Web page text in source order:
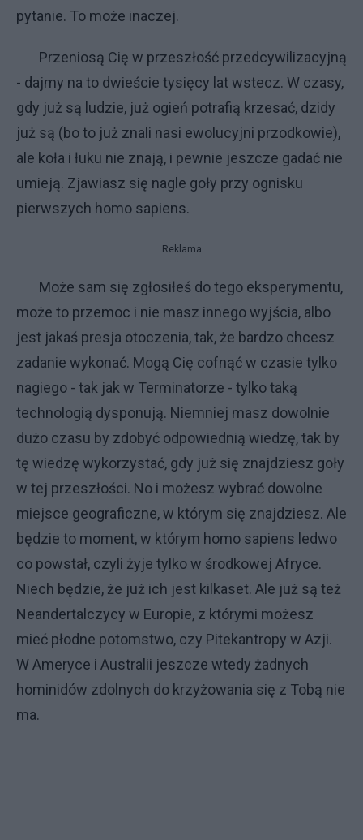
pytanie. To może inaczej.
Przeniosą Cię w przeszłość przedcywilizacyjną
- dajmy na to dwieście tysięcy lat wstecz. W czasy,
gdy już są ludzie, już ogień potrafią krzesać, dzidy
już są (bo to już znali nasi ewolucyjni przodkowie),
ale koła i łuku nie znają, i pewnie jeszcze gadać nie
umieją. Zjawiasz się nagle goły przy ognisku
pierwszych homo sapiens.
Reklama
Może sam się zgłosiłeś do tego eksperymentu,
może to przemoc i nie masz innego wyjścia, albo
jest jakaś presja otoczenia, tak, że bardzo chcesz
zadanie wykonać. Mogą Cię cofnąć w czasie tylko
nagiego - tak jak w Terminatorze - tylko taką
technologią dysponują. Niemniej masz dowolnie
dużo czasu by zdobyć odpowiednią wiedzę, tak by
tę wiedzę wykorzystać, gdy już się znajdziesz goły
w tej przeszłości. No i możesz wybrać dowolne
miejsce geograficzne, w którym się znajdziesz. Ale
będzie to moment, w którym homo sapiens ledwo
co powstał, czyli żyje tylko w środkowej Afryce.
Niech będzie, że już ich jest kilkaset. Ale już są też
Neandertalczycy w Europie, z którymi możesz
mieć płodne potomstwo, czy Pitekantropy w Azji.
W Ameryce i Australii jeszcze wtedy żadnych
hominidów zdolnych do krzyżowania się z Tobą nie
ma.